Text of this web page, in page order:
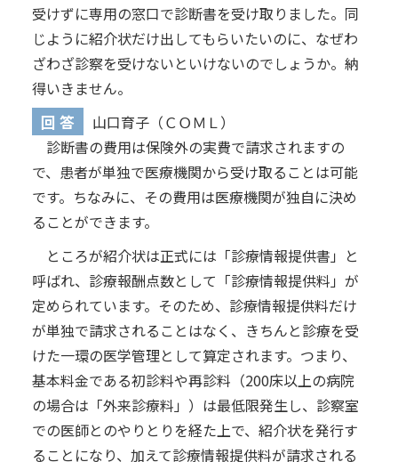
受けずに専用の窓口で診断書を受け取りました。同
じように紹介状だけ出してもらいたいのに、なぜわ
ざわざ診察を受けないといけないのでしょうか。納
得いきません。
回 答
山口育子（ＣＯＭＬ）
診断書の費用は保険外の実費で請求されますの
で、患者が単独で医療機関から受け取ることは可能
です。ちなみに、その費用は医療機関が独自に決め
ることができます。
ところが紹介状は正式には「診療情報提供書」と
呼ばれ、診療報酬点数として「診療情報提供料」が
定められています。そのため、診療情報提供料だけ
が単独で請求されることはなく、きちんと診療を受
けた一環の医学管理として算定されます。つまり、
基本料金である初診料や再診料（200床以上の病院
の場合は「外来診療料」）は最低限発生し、診察室
での医師とのやりとりを経た上で、紹介状を発行す
ることになり、加えて診療情報提供料が請求される